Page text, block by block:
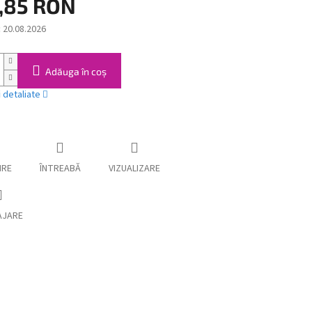
RON
20.08.2026
Adăuga în coş
detaliate
ÎNTREABĂ VIZUALIZARE